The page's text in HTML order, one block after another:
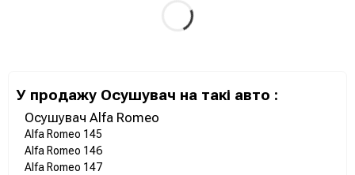
У продажу Осушувач на такі авто :
Осушувач Alfa Romeo
Alfa Romeo 145
Alfa Romeo 146
Alfa Romeo 147